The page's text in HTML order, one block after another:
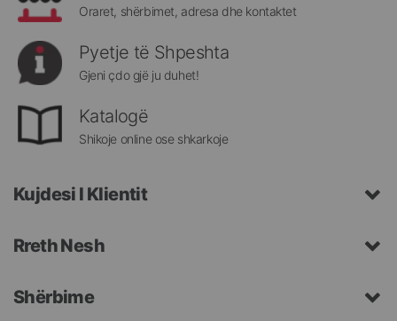
Oraret, shërbimet, adresa dhe kontaktet
Pyetje të Shpeshta
Gjeni çdo gjë ju duhet!
Katalogë
Shikoje online ose shkarkoje
Kujdesi I Klientit
Rreth Nesh
Shërbime